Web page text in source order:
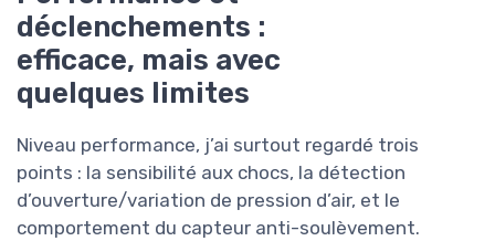
déclenchements :
efficace, mais avec
quelques limites
Niveau performance, j’ai surtout regardé trois
points : la sensibilité aux chocs, la détection
d’ouverture/variation de pression d’air, et le
comportement du capteur anti-soulèvement.